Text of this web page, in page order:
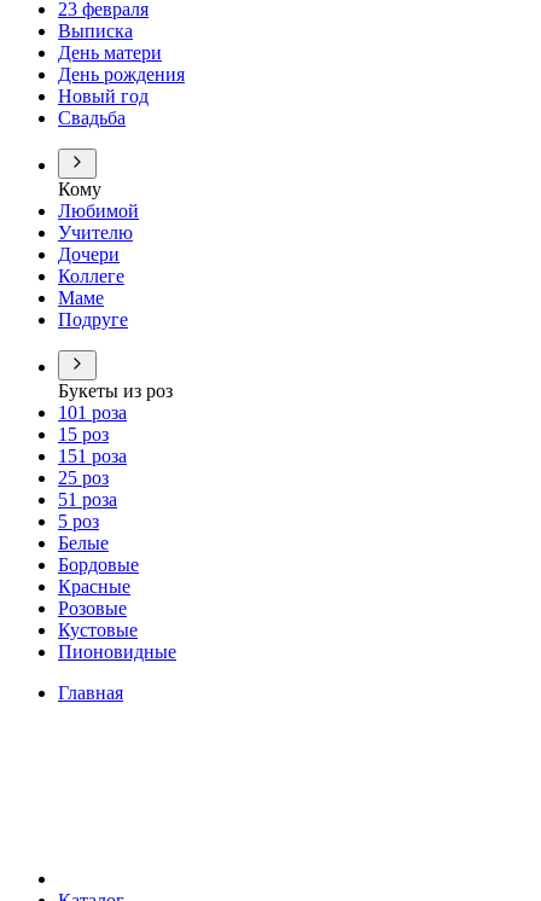
23 февраля
Выписка
День матери
День рождения
Новый год
Свадьба
Кому
Любимой
Учителю
Дочери
Коллеге
Маме
Подруге
Букеты из роз
101 роза
15 роз
151 роза
25 роз
51 роза
5 роз
Белые
Бордовые
Красные
Розовые
Кустовые
Пионовидные
Главная